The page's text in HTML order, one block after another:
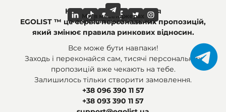
Найпоширеніші питання
Ми в соціальних мережах
Ми в месенджерах
EGOLIST ™ це сервіс персональних пропозицій,
який змінює правила ринкових відносин.
Все може бути навпаки!
Заходь і переконайся сам, тисячі персональних
пропозицій вже чекають на тебе.
Залишилось тільки створити замовлення.
+38 096 390 11 57
+38 093 390 11 57